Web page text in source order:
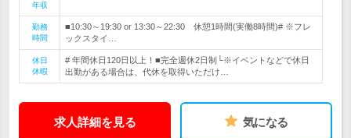
年収
勤務
時間
■10:30～19:30 or 13:30～22:30 休憩1時間(実働8時間)# ※フレ
ックスタイ…
休日
休暇
# 年間休日120日以上！■完全週休2日制└※イベントなどで休日
出勤がある場合は、代休を取得いただけ…
求人詳細を見る 気になる